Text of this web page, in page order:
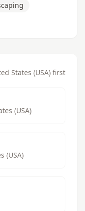
States (USA) first
(USA)
(USA)